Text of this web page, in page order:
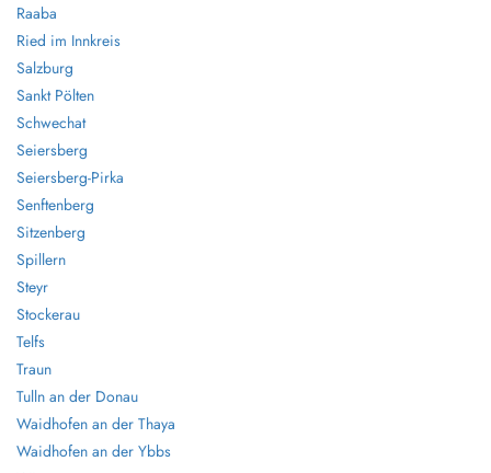
Raaba
Ried im Innkreis
Salzburg
Sankt Pölten
Schwechat
Seiersberg
Seiersberg-Pirka
Senftenberg
Sitzenberg
Spillern
Steyr
Stockerau
Telfs
Traun
Tulln an der Donau
Waidhofen an der Thaya
Waidhofen an der Ybbs